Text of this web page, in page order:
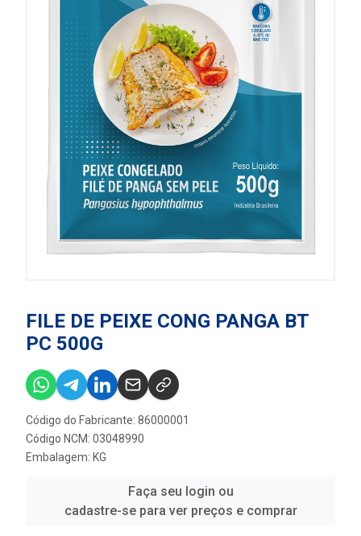
FILE DE PEIXE CONG PANGA BT
PC 500G
Código do Fabricante: 86000001
Código NCM: 03048990
Embalagem: KG
Faça seu login ou
cadastre-se para ver preços e comprar